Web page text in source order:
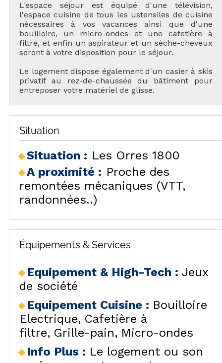
L'espace séjour est équipé d'une télévision,
l'espace cuisine de tous les ustensiles de cuisine
nécessaires à vos vacances ainsi que d'une
bouilloire, un micro-ondes et une cafetière à
filtre, et enfin un aspirateur et un sèche-cheveux
seront à votre disposition pour le séjour.
Le logement dispose également d'un casier à skis
privatif au rez-de-chaussée du bâtiment pour
entreposer votre matériel de glisse.
Situation
Situation : Les Orres 1800
A proximité : Proche des
remontées mécaniques (VTT,
randonnées..)
Équipements & Services
Equipement & High-Tech : Jeux
de société
Equipement Cuisine : Bouilloire
Electrique Cafetière à
filtre Grille-pain
Micro-ondes
Info Plus : Le logement ou son